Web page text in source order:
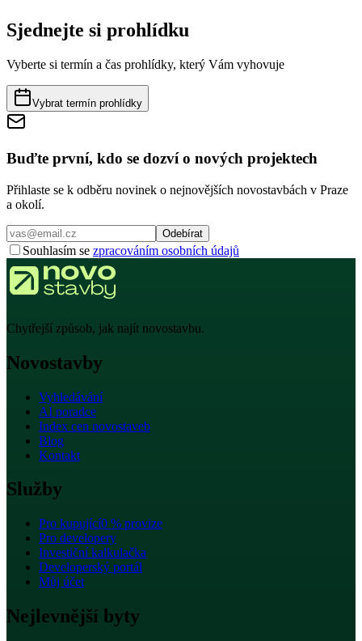
Sjednejte si prohlídku
Vyberte si termín a čas prohlídky, který Vám vyhovuje
Vybrat termín prohlídky
Buďte první, kdo se dozví o nových projektech
Přihlaste se k odběru novinek o nejnovějších novostavbách v Praze
a okolí.
Odebírat
Souhlasím se zpracováním osobních údajů
Chytřejší způsob, jak najít novostavbu.
Novostavby
Vyhledávání
AI poradce
Index cen novostaveb
Blog
Kontakt
Služby
Pro kupující0 % provize
Pro developery
Investiční kalkulačka
Developerský portál
Můj účet
Nejlevnější byty